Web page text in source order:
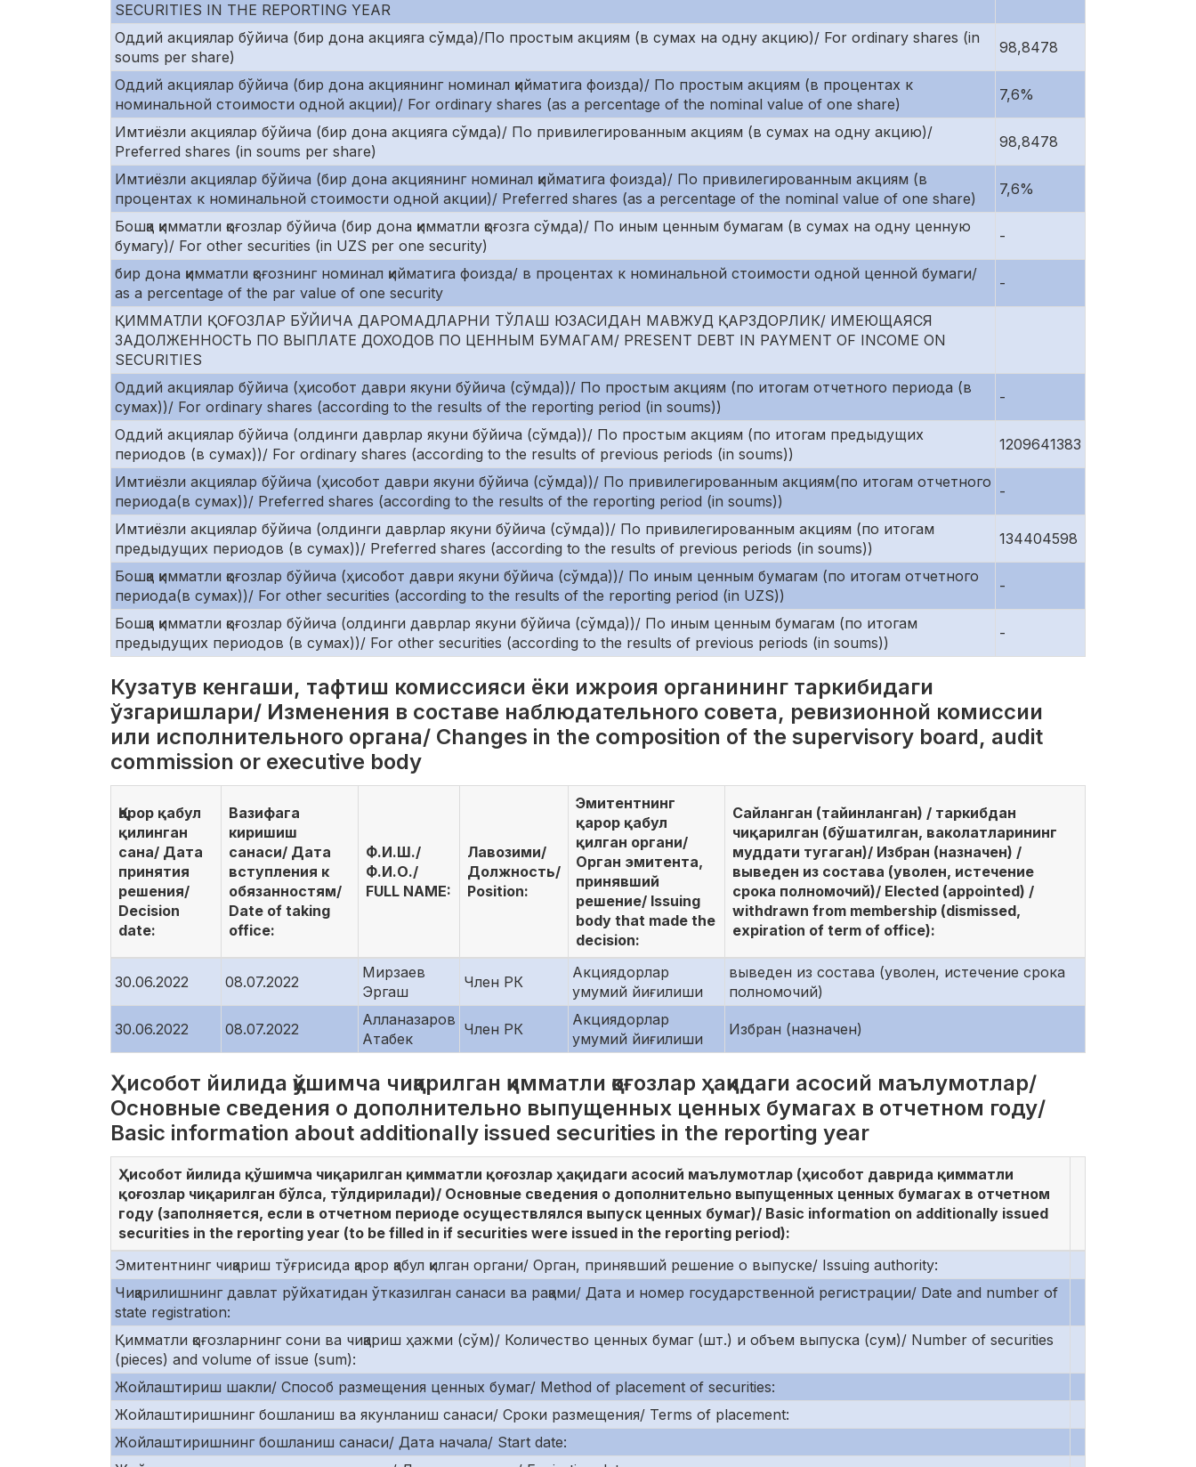
SECURITIES IN THE REPORTING YEAR
Оддий акциялар бўйича (бир дона акцияга сўмда)/По простым акциям (в сумах на одну акцию)/ For ordinary shares (in
soums per share)
98,8478
Оддий акциялар бўйича (бир дона акциянинг номинал қийматига фоизда)/ По простым акциям (в процентах к
номинальной стоимости одной акции)/ For ordinary shares (as a percentage of the nominal value of one share)
7,6%
Имтиёзли акциялар бўйича (бир дона акцияга сўмда)/ По привилегированным акциям (в сумах на одну акцию)/
Preferred shares (in soums per share)
98,8478
Имтиёзли акциялар бўйича (бир дона акциянинг номинал қийматига фоизда)/ По привилегированным акциям (в
процентах к номинальной стоимости одной акции)/ Preferred shares (as a percentage of the nominal value of one share)
7,6%
Бошқа қимматли қоғозлар бўйича (бир дона қимматли қоғозга сўмда)/ По иным ценным бумагам (в сумах на одну ценную
бумагу)/ For other securities (in UZS per one security)
-
бир дона қимматли қоғознинг номинал қийматига фоизда/ в процентах к номинальной стоимости одной ценной бумаги/
as a percentage of the par value of one security
-
ҚИММАТЛИ ҚОҒОЗЛАР БЎЙИЧА ДАРОМАДЛАРНИ ТЎЛАШ ЮЗАСИДАН МАВЖУД ҚАРЗДОРЛИК/ ИМЕЮЩАЯСЯ
ЗАДОЛЖЕННОСТЬ ПО ВЫПЛАТЕ ДОХОДОВ ПО ЦЕННЫМ БУМАГАМ/ PRESENT DEBT IN PAYMENT OF INCOME ON
SECURITIES
Оддий акциялар бўйича (ҳисобот даври якуни бўйича (сўмда))/ По простым акциям (по итогам отчетного периода (в
сумах))/ For ordinary shares (according to the results of the reporting period (in soums))
-
Оддий акциялар бўйича (олдинги даврлар якуни бўйича (сўмда))/ По простым акциям (по итогам предыдущих
периодов (в сумах))/ For ordinary shares (according to the results of previous periods (in soums))
1209641383
Имтиёзли акциялар бўйича (ҳисобот даври якуни бўйича (сўмда))/ По привилегированным акциям(по итогам отчетного
периода(в сумах))/ Preferred shares (according to the results of the reporting period (in soums))
-
Имтиёзли акциялар бўйича (олдинги даврлар якуни бўйича (сўмда))/ По привилегированным акциям (по итогам
предыдущих периодов (в сумах))/ Preferred shares (according to the results of previous periods (in soums))
134404598
Бошқа қимматли қоғозлар бўйича (ҳисобот даври якуни бўйича (сўмда))/ По иным ценным бумагам (по итогам отчетного
периода(в сумах))/ For other securities (according to the results of the reporting period (in UZS))
-
Бошқа қимматли қоғозлар бўйича (олдинги даврлар якуни бўйича (сўмда))/ По иным ценным бумагам (по итогам
предыдущих периодов (в сумах))/ For other securities (according to the results of previous periods (in soums))
-
Кузатув кенгаши, тафтиш комиссияси ёки ижроия органининг таркибидаги
ўзгаришлари/ Изменения в составе наблюдательного совета, ревизионной комиссии
или исполнительного органа/ Сhanges in the composition of the supervisory board, audit
commission or executive body
Қарор қабул
қилинган
сана/ Дата
принятия
решения/
Decision
date:
Вазифага
киришиш
санаси/ Дата
вступления к
обязанностям/
Date of taking
office:
Ф.И.Ш./
Ф.И.О./
FULL NAME:
Лавозими/
Должность/
Position:
Эмитентнинг
қарор қабул
қилган органи/
Орган эмитента,
принявший
решение/ Issuing
body that made the
decision:
Сайланган (тайинланган) / таркибдан
чиқарилган (бўшатилган, ваколатларининг
муддати тугаган)/ Избран (назначен) /
выведен из состава (уволен, истечение
срока полномочий)/ Elected (appointed) /
withdrawn from membership (dismissed,
expiration of term of office):
30.06.2022 08.07.2022
Мирзаев
Эргаш
Член РК
Акциядорлар
умумий йиғилиши
выведен из состава (уволен, истечение срока
полномочий)
30.06.2022 08.07.2022
Алланазаров
Атабек
Член РК
Акциядорлар
умумий йиғилиши
Избран (назначен)
Ҳисобот йилида қўшимча чиқарилган қимматли қоғозлар ҳақидаги асосий маълумотлар/
Основные сведения о дополнительно выпущенных ценных бумагах в отчетном году/
Basic information about additionally issued securities in the reporting year
Ҳисобот йилида қўшимча чиқарилган қимматли қоғозлар ҳақидаги асосий маълумотлар (ҳисобот даврида қимматли
қоғозлар чиқарилган бўлса, тўлдирилади)/ Основные сведения о дополнительно выпущенных ценных бумагах в отчетном
году (заполняется, если в отчетном периоде осуществлялся выпуск ценных бумаг)/ Basic information on additionally issued
securities in the reporting year (to be filled in if securities were issued in the reporting period):
Эмитентнинг чиқариш тўғрисида қарор қабул қилган органи/ Орган, принявший решение о выпуске/ Issuing authority:
Чиқарилишнинг давлат рўйхатидан ўтказилган санаси ва рақами/ Дата и номер государственной регистрации/ Date and number of
state registration:
Қимматли қоғозларнинг сони ва чиқариш ҳажми (сўм)/ Количество ценных бумаг (шт.) и объем выпуска (сум)/ Number of securities
(pieces) and volume of issue (sum):
Жойлаштириш шакли/ Способ размещения ценных бумаг/ Method of placement of securities:
Жойлаштиришнинг бошланиш ва якунланиш санаси/ Сроки размещения/ Terms of placement:
Жойлаштиришнинг бошланиш санаси/ Дата начала/ Start date: